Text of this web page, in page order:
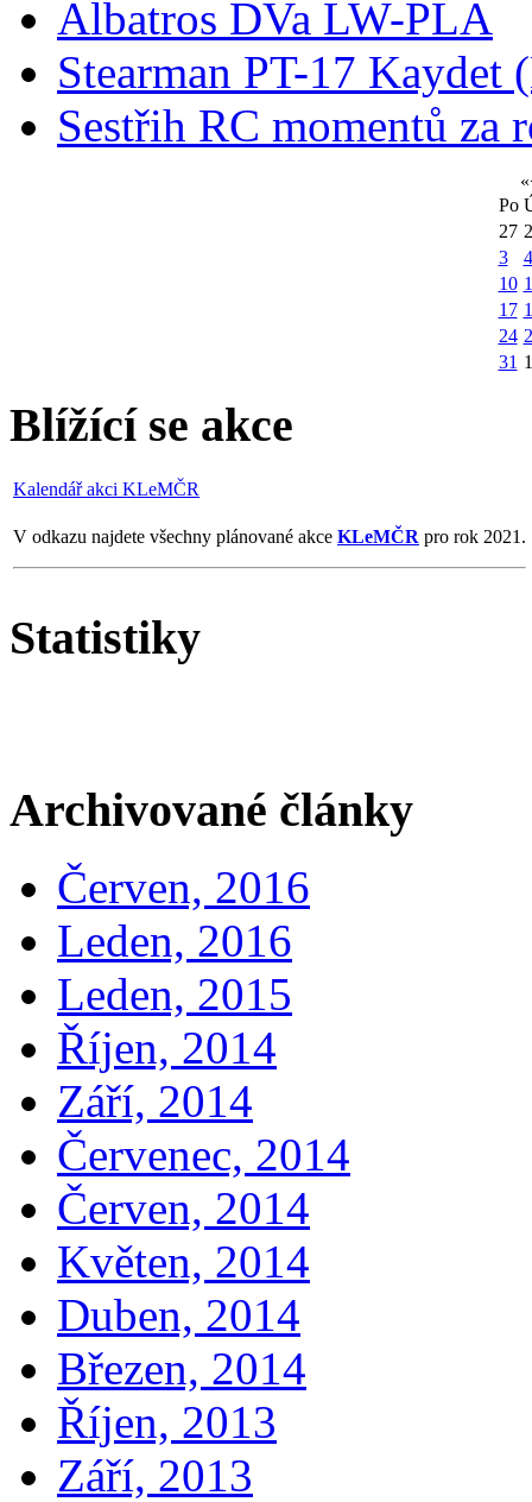
Albatros DVa LW-PLA
Stearman PT-17 Kaydet
Sestřih RC momentů za
«
Po
27
3
4
10
17
24
31 1
Blížící se akce
Kalendář akci KLeMČR
V odkazu najdete všechny plánované akce KLeMČR pro rok 2021.
Statistiky
Archivované články
Červen, 2016
Leden, 2016
Leden, 2015
Říjen, 2014
Září, 2014
Červenec, 2014
Červen, 2014
Květen, 2014
Duben, 2014
Březen, 2014
Říjen, 2013
Září, 2013